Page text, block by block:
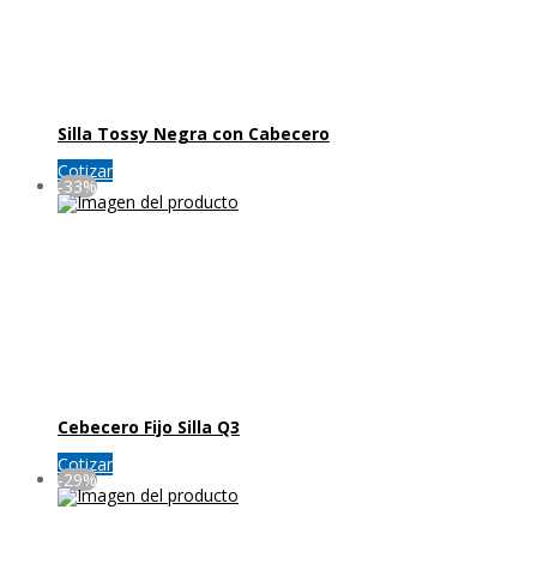
Silla Tossy Negra con Cabecero
Cotizar
-33%
Cebecero Fijo Silla Q3
Cotizar
-29%